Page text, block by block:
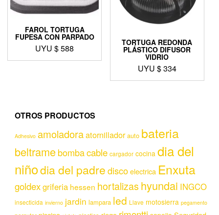
FAROL TORTUGA
FUPESA CON PARPADO
UYU $588
TORTUGA REDONDA
PLÁSTICO DIFUSOR
VIDRIO
UYU $334
OTROS PRODUCTOS
Adhesivo amoladoraatornillador auto bateria
beltramebombacable cargador cocina dia del
niñodia del padrediscoelectrica Enxuta
goldexgriferia hessen hortalizas hyundai INGCO
insecticida invierno jardin lampara led Llave motosierra pegamento